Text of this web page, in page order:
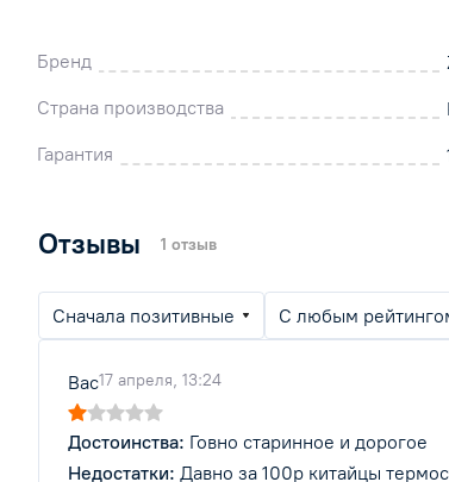
Бренд
Страна производства
Гарантия
Отзывы 1 отзыв
Сначала позитивные С любым
Вас17 апреля, 13:24
Говно старинное и дорогое
Давно за 100р китайцы